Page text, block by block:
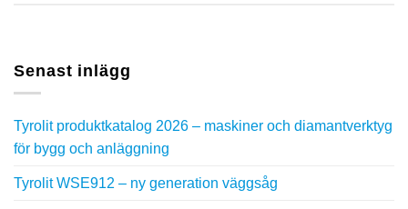
Senast inlägg
Tyrolit produktkatalog 2026 – maskiner och diamantverktyg
för bygg och anläggning
Tyrolit WSE912 – ny generation väggsåg